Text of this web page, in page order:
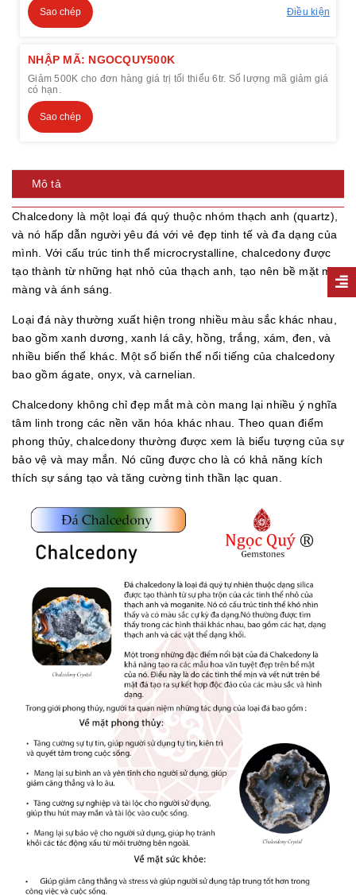
Sao chép Điều kiện
NHẬP MÃ: NGOCQUY500K
Giảm 500K cho đơn hàng giá trị tối thiểu 6tr. Số lượng mã giảm giá
có hạn.
Sao chép
Mô tả
Chalcedony là một loại đá quý thuộc nhóm thạch anh (quartz),
và nó hấp dẫn người yêu đá với vẻ đẹp tinh tế và đa dạng của
mình. Với cấu trúc tinh thể microcrystalline, chalcedony được
tạo thành từ những hạt nhỏ của thạch anh, tạo nên bề mặt mịn
màng và ánh sáng.
Loại đá này thường xuất hiện trong nhiều màu sắc khác nhau,
bao gồm xanh dương, xanh lá cây, hồng, trắng, xám, đen, và
nhiều biến thể khác. Một số biến thể nổi tiếng của chalcedony
bao gồm ágate, onyx, và carnelian.
Chalcedony không chỉ đẹp mắt mà còn mang lại nhiều ý nghĩa
tâm linh trong các nền văn hóa khác nhau. Theo quan điểm
phong thủy, chalcedony thường được xem là biểu tượng của sự
bảo vệ và may mắn. Nó cũng được cho là có khả năng kích
thích sự sáng tạo và tăng cường tinh thần lạc quan.